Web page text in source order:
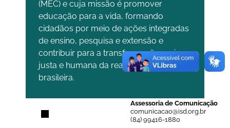
(MEC) e cuja missão é promover
educação para a vida, formando
cidadãos por meio de ações integradas
de ensino, pesquisa e extensão e
contribuir para a transformação mais
justa e humana da realidade social
brasileira.
Assessoria de Comunicação
comunicacao@isd.org.br
(84) 99416-1880